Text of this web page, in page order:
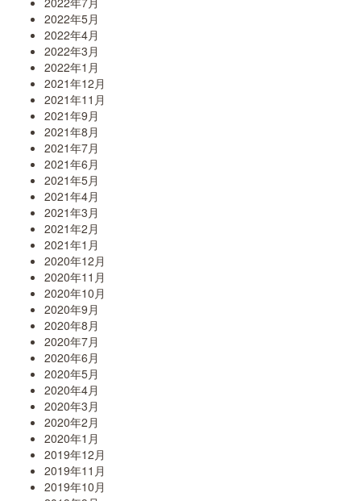
2022年5月
2022年4月
2022年3月
2022年1月
2021年12月
2021年11月
2021年9月
2021年8月
2021年7月
2021年6月
2021年5月
2021年4月
2021年3月
2021年2月
2021年1月
2020年12月
2020年11月
2020年10月
2020年9月
2020年8月
2020年7月
2020年6月
2020年5月
2020年4月
2020年3月
2020年2月
2020年1月
2019年12月
2019年11月
2019年10月